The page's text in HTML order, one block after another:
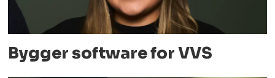
Bygger software for VVS